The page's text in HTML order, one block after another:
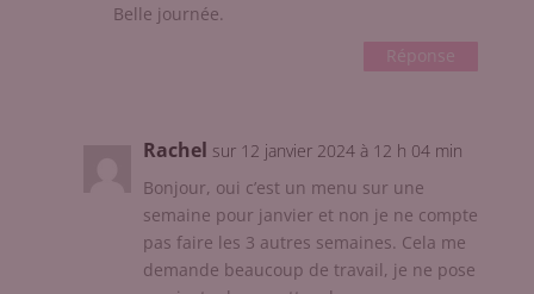
Belle journée.
Réponse
Rachel sur 12 janvier 2024 à 12 h 04 min
Bonjour, oui c’est un menu sur une
semaine pour janvier et non je ne compte
pas faire les 3 autres semaines. Cela me
demande beaucoup de travail, je ne pose